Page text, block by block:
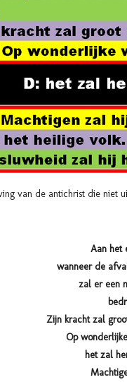
van de antichrist die niet
Aan het
wanneer de
zal er een
Zijn kracht zal
Op
het zal